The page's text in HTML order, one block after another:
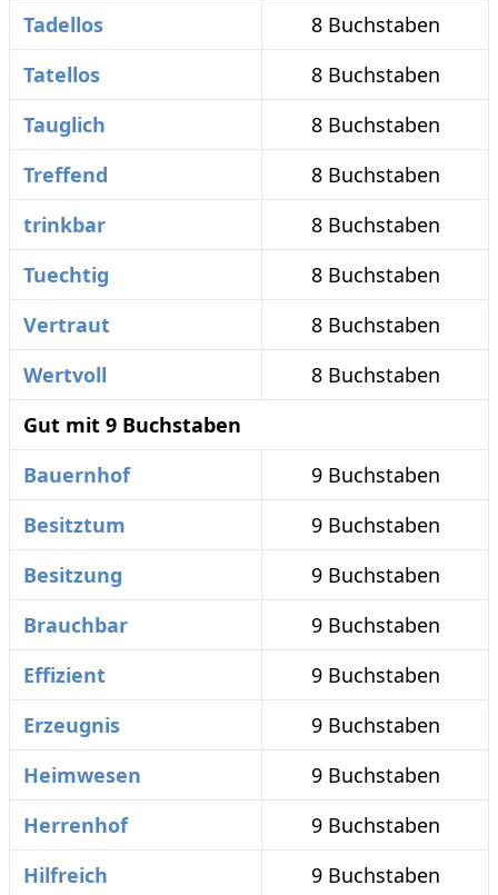
Tadellos
8 Buchstaben
Tatellos
8 Buchstaben
Tauglich
8 Buchstaben
Treffend
8 Buchstaben
trinkbar
8 Buchstaben
Tuechtig
8 Buchstaben
Vertraut
8 Buchstaben
Wertvoll
8 Buchstaben
Gut mit 9 Buchstaben
Bauernhof
9 Buchstaben
Besitztum
9 Buchstaben
Besitzung
9 Buchstaben
Brauchbar
9 Buchstaben
Effizient
9 Buchstaben
Erzeugnis
9 Buchstaben
Heimwesen
9 Buchstaben
Herrenhof
9 Buchstaben
Hilfreich
9 Buchstaben